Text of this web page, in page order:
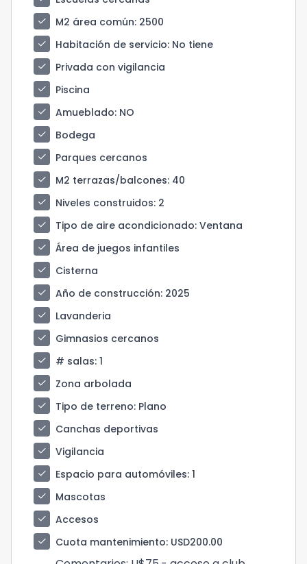
check
M2 área común: 2500
check
Habitación de servicio: No tiene
check
Privada con vigilancia
check
Piscina
check
Amueblado: NO
check
Bodega
check
Parques cercanos
check
M2 terrazas/balcones: 40
check
Niveles construidos: 2
check
Tipo de aire acondicionado: Ventana
check
Área de juegos infantiles
check
Cisterna
check
Año de construcción: 2025
check
Lavanderia
check
Gimnasios cercanos
check
# salas: 1
check
Zona arbolada
check
Tipo de terreno: Plano
check
Canchas deportivas
check
Vigilancia
check
Espacio para automóviles: 1
check
Mascotas
check
Accesos
check
Cuota mantenimiento: USD200.00